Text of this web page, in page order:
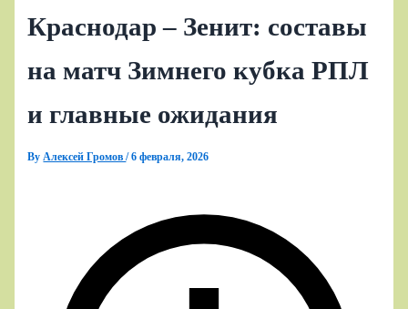
Краснодар – Зенит: составы
на матч Зимнего кубка РПЛ
и главные ожидания
ByАлексей Громов/6 февраля, 2026